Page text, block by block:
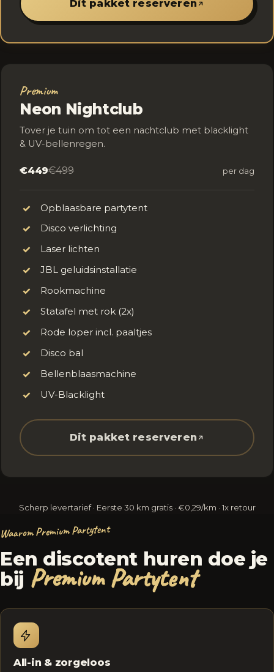
Dit pakket reserveren
Premium
Neon Nightclub
Tover je tuin om tot een nachtclub met blacklight
& UV-bellenregen.
€449€499 per dag
✓
Opblaasbare partytent
✓
Disco verlichting
✓
Laser lichten
✓
JBL geluidsinstallatie
✓
Rookmachine
✓
Statafel met rok (2x)
✓
Rode loper incl. paaltjes
✓
Disco bal
✓
Bellenblaasmachine
✓
UV-Blacklight
Dit pakket reserveren
Scherp levertarief · Eerste 30 km gratis · €0,29/km · 1x retour
Waarom Premium Partytent
Een discotent huren doe je
bij Premium Partytent
All-in & zorgeloos